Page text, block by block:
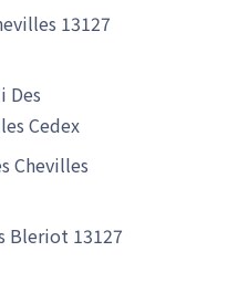
13127
Des
Cedex
Chevilles
Bleriot 13127